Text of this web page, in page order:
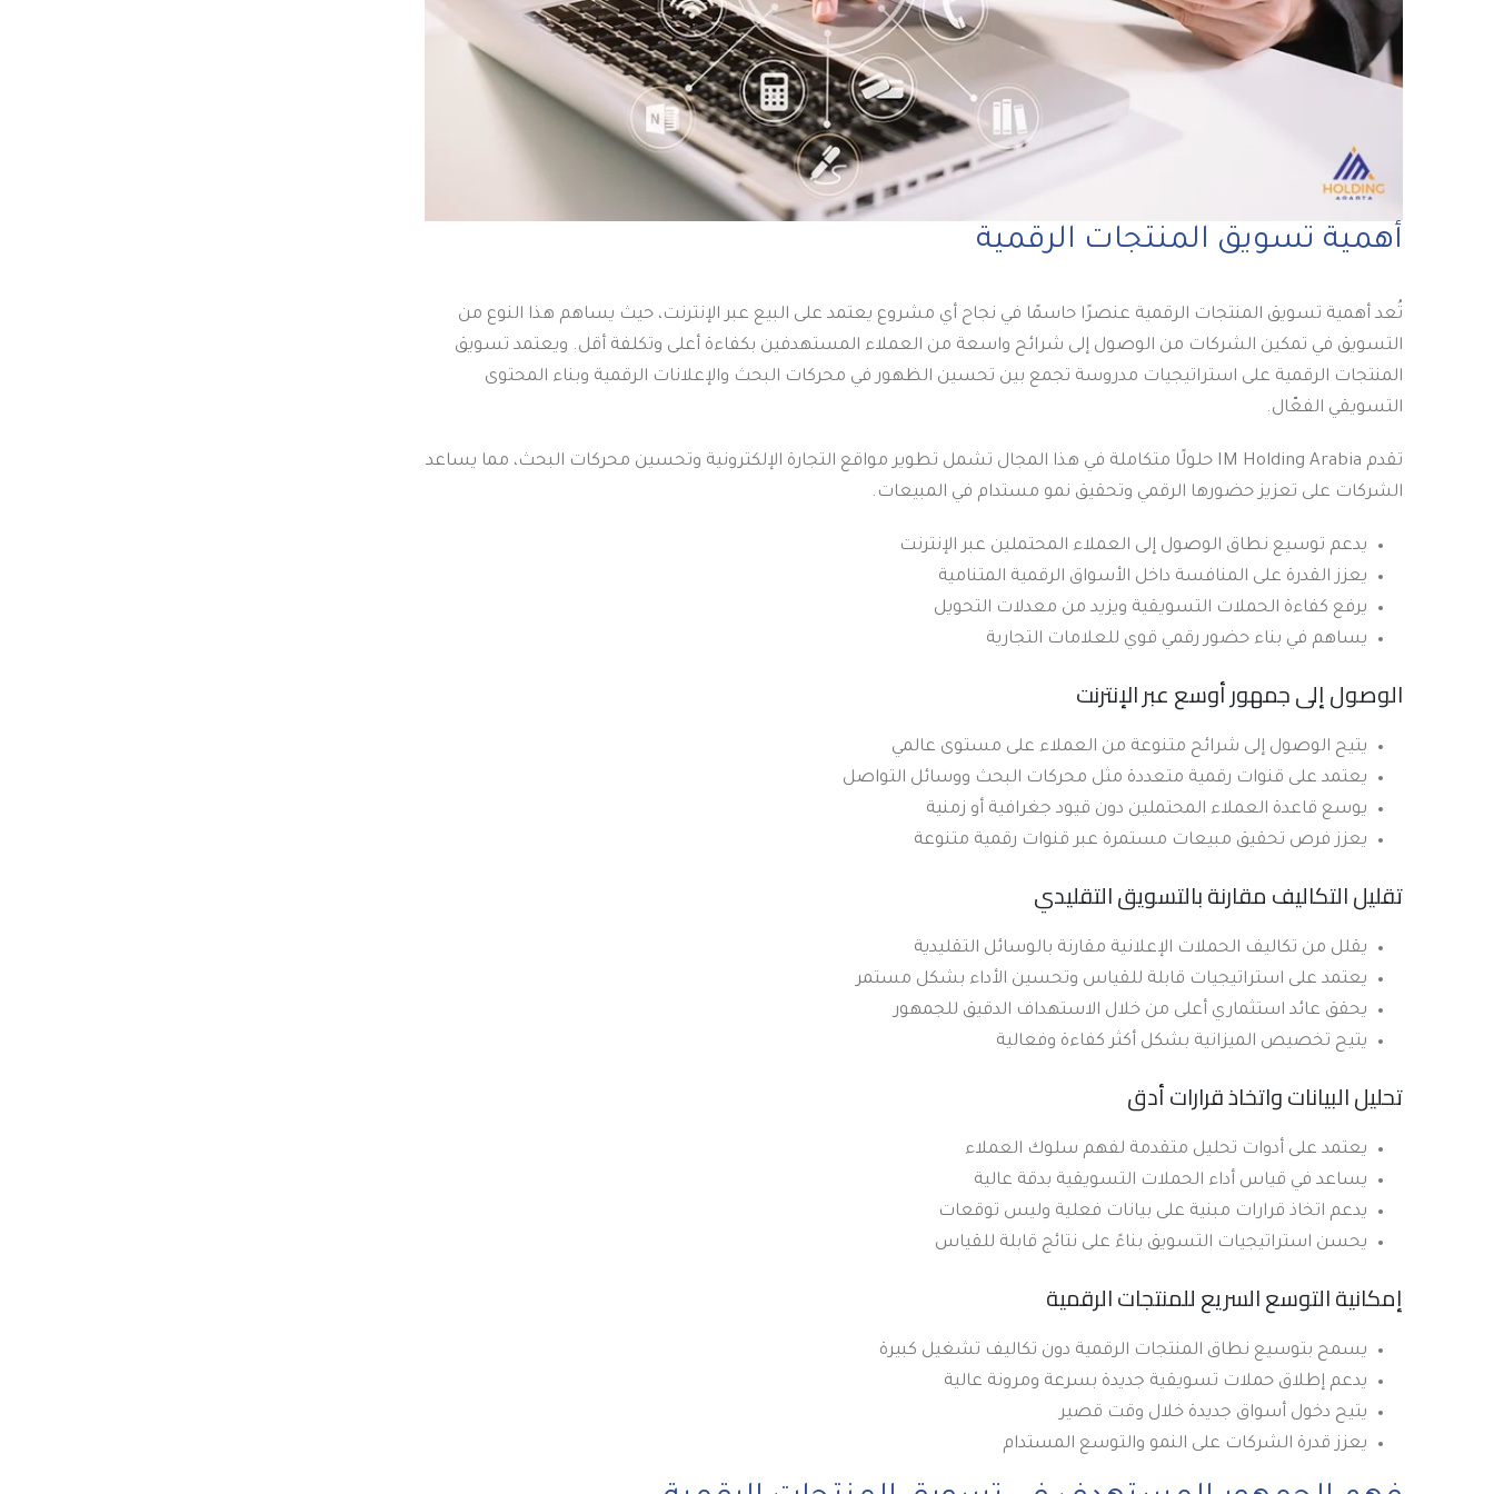
أهمية تسويق المنتجات الرقمية
تُعد أهمية تسويق المنتجات الرقمية عنصرًا حاسمًا في نجاح أي مشروع يعتمد على البيع عبر الإنترنت، حيث يساهم هذا النوع من
التسويق في تمكين الشركات من الوصول إلى شرائح واسعة من العملاء المستهدفين بكفاءة أعلى وتكلفة أقل. ويعتمد تسويق
المنتجات الرقمية على استراتيجيات مدروسة تجمع بين تحسين الظهور في محركات البحث والإعلانات الرقمية وبناء المحتوى
التسويقي الفعّال.
تقدم IM Holding Arabia حلولًا متكاملة في هذا المجال تشمل تطوير مواقع التجارة الإلكترونية وتحسين محركات البحث، مما يساعد
الشركات على تعزيز حضورها الرقمي وتحقيق نمو مستدام في المبيعات.
يدعم توسيع نطاق الوصول إلى العملاء المحتملين عبر الإنترنت
يعزز القدرة على المنافسة داخل الأسواق الرقمية المتنامية
يرفع كفاءة الحملات التسويقية ويزيد من معدلات التحويل
يساهم في بناء حضور رقمي قوي للعلامات التجارية
الوصول إلى جمهور أوسع عبر الإنترنت
يتيح الوصول إلى شرائح متنوعة من العملاء على مستوى عالمي
يعتمد على قنوات رقمية متعددة مثل محركات البحث ووسائل التواصل
يوسع قاعدة العملاء المحتملين دون قيود جغرافية أو زمنية
يعزز فرص تحقيق مبيعات مستمرة عبر قنوات رقمية متنوعة
تقليل التكاليف مقارنة بالتسويق التقليدي
يقلل من تكاليف الحملات الإعلانية مقارنة بالوسائل التقليدية
يعتمد على استراتيجيات قابلة للقياس وتحسين الأداء بشكل مستمر
يحقق عائد استثماري أعلى من خلال الاستهداف الدقيق للجمهور
يتيح تخصيص الميزانية بشكل أكثر كفاءة وفعالية
تحليل البيانات واتخاذ قرارات أدق
يعتمد على أدوات تحليل متقدمة لفهم سلوك العملاء
يساعد في قياس أداء الحملات التسويقية بدقة عالية
يدعم اتخاذ قرارات مبنية على بيانات فعلية وليس توقعات
يحسن استراتيجيات التسويق بناءً على نتائج قابلة للقياس
إمكانية التوسع السريع للمنتجات الرقمية
يسمح بتوسيع نطاق المنتجات الرقمية دون تكاليف تشغيل كبيرة
يدعم إطلاق حملات تسويقية جديدة بسرعة ومرونة عالية
يتيح دخول أسواق جديدة خلال وقت قصير
يعزز قدرة الشركات على النمو والتوسع المستدام